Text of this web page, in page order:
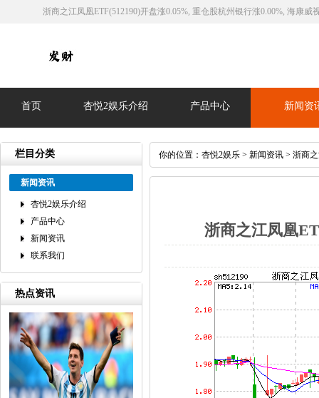
浙商之江凤凰ETF(512190)开盘涨0.05%, 重仓股杭州银行涨0.00%, 海康威
首页 杏悦2娱乐介绍 产品中心 新闻资
栏目分类
新闻资讯
杏悦2娱乐介绍
产品中心
新闻资讯
联系我们
热点资讯
你的位置： 杏悦2娱乐 > 新闻资讯 > 浙商
浙商之江凤凰